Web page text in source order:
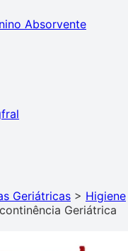
Absorvente
Geriátricas > Higiene
Geriátrica